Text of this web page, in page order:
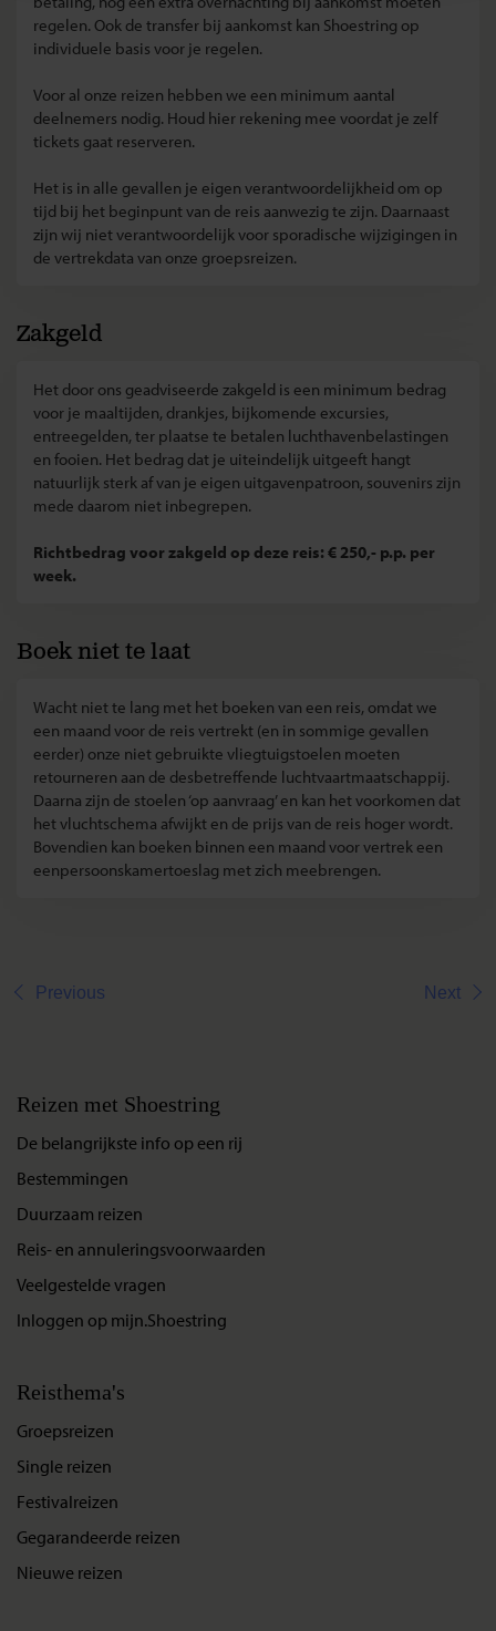
regelen. Ook de transfer bij aankomst kan Shoestring op
individuele basis voor je regelen.
Voor al onze reizen hebben we een minimum aantal
deelnemers nodig. Houd hier rekening mee voordat je zelf
tickets gaat reserveren.
Het is in alle gevallen je eigen verantwoordelijkheid om op
tijd bij het beginpunt van de reis aanwezig te zijn. Daarnaast
zijn wij niet verantwoordelijk voor sporadische wijzigingen in
de vertrekdata van onze groepsreizen.
Zakgeld
Het door ons geadviseerde zakgeld is een minimum bedrag
voor je maaltijden, drankjes, bijkomende excursies,
entreegelden, ter plaatse te betalen luchthavenbelastingen
en fooien. Het bedrag dat je uiteindelijk uitgeeft hangt
natuurlijk sterk af van je eigen uitgavenpatroon, souvenirs zijn
mede daarom niet inbegrepen.
Richtbedrag voor zakgeld op deze reis: € 250,- p.p. per
week.
Boek niet te laat
Wacht niet te lang met het boeken van een reis, omdat we
een maand voor de reis vertrekt (en in sommige gevallen
eerder) onze niet gebruikte vliegtuigstoelen moeten
retourneren aan de desbetreffende luchtvaartmaatschappij.
Daarna zijn de stoelen ‘op aanvraag’ en kan het voorkomen dat
het vluchtschema afwijkt en de prijs van de reis hoger wordt.
Bovendien kan boeken binnen een maand voor vertrek een
eenpersoonskamertoeslag met zich meebrengen.
Previous Next
Reizen met Shoestring
De belangrijkste info op een rij
Bestemmingen
Duurzaam reizen
Reis- en annuleringsvoorwaarden
Veelgestelde vragen
Inloggen op mijn.Shoestring
Reisthema's
Groepsreizen
Single reizen
Festivalreizen
Gegarandeerde reizen
Nieuwe reizen